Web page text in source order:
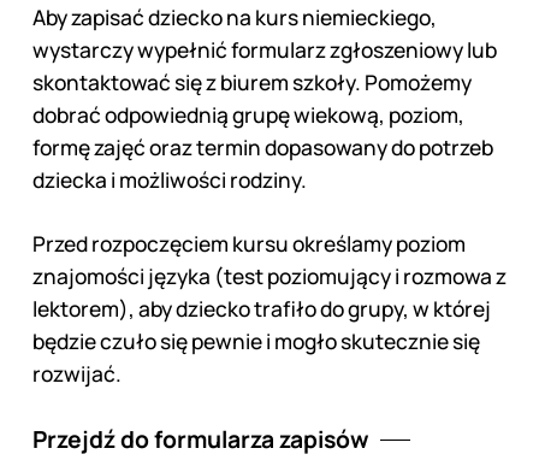
Aby zapisać dziecko na kurs niemieckiego,
wystarczy wypełnić formularz zgłoszeniowy lub
skontaktować się z biurem szkoły. Pomożemy
dobrać odpowiednią grupę wiekową, poziom,
formę zajęć oraz termin dopasowany do potrzeb
dziecka i możliwości rodziny.
Przed rozpoczęciem kursu określamy poziom
znajomości języka (test poziomujący i rozmowa z
lektorem), aby dziecko trafiło do grupy, w której
będzie czuło się pewnie i mogło skutecznie się
rozwijać.
Przejdź do formularza zapisów